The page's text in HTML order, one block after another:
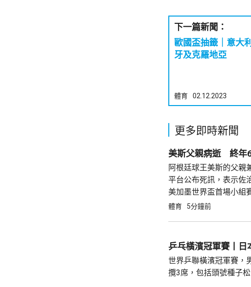
下一篇新聞：
歐國盃抽籤｜意大
牙及克羅地亞
體育 02.12.2023
更多即時新聞
美斯父親病逝 終年
阿根廷球王美斯的父親
平台公布死訊，表示佐
美加墨世界盃首場小組
動落淚。他賽後表示，
體育 5分鐘前
乒乓橫濱冠軍賽丨日
世界乒聯橫濱冠軍賽，
攬3席，包括頭號種子